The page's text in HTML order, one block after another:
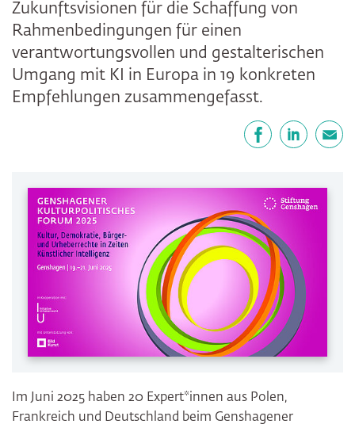
Zukunftsvisionen für die Schaffung von
Rahmenbedingungen für einen
verantwortungsvollen und gestalterischen
Umgang mit KI in Europa in 19 konkreten
Empfehlungen zusammengefasst.
Im Juni 2025 haben 20 Expert*innen aus Polen,
Frankreich und Deutschland beim Genshagener